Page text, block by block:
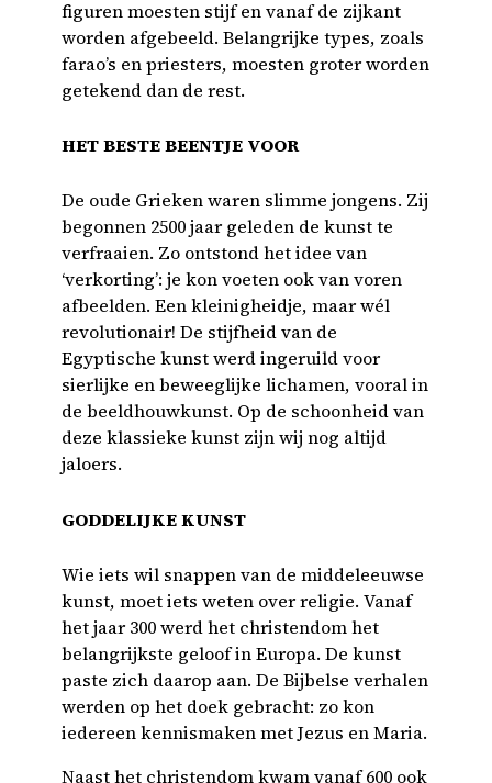
figuren moesten stijf en vanaf de zijkant
worden afgebeeld. Belangrijke types, zoals
farao’s en priesters, moesten groter worden
getekend dan de rest.
HET BESTE BEENTJE VOOR
De oude Grieken waren slimme jongens. Zij
begonnen 2500 jaar geleden de kunst te
verfraaien. Zo ontstond het idee van
‘verkorting’: je kon voeten ook van voren
afbeelden. Een kleinigheidje, maar wél
revolutionair! De stijfheid van de
Egyptische kunst werd ingeruild voor
sierlijke en beweeglijke lichamen, vooral in
de beeldhouwkunst. Op de schoonheid van
deze klassieke kunst zijn wij nog altijd
jaloers.
GODDELIJKE KUNST
Wie iets wil snappen van de middeleeuwse
kunst, moet iets weten over religie. Vanaf
het jaar 300 werd het christendom het
belangrijkste geloof in Europa. De kunst
paste zich daarop aan. De Bijbelse verhalen
werden op het doek gebracht: zo kon
iedereen kennismaken met Jezus en Maria.
Naast het christendom kwam vanaf 600 ook